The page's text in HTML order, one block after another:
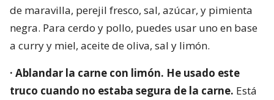
de maravilla, perejil fresco, sal, azúcar, y pimienta
negra. Para cerdo y pollo, puedes usar uno en base
a curry y miel, aceite de oliva, sal y limón.
· Ablandar la carne con limón. He usado este
truco cuando no estaba segura de la carne. Está